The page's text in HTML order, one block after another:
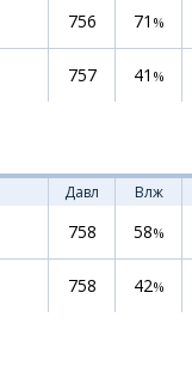
756 71 %
757 41 %
Давл Влж
758 58%
758 42%